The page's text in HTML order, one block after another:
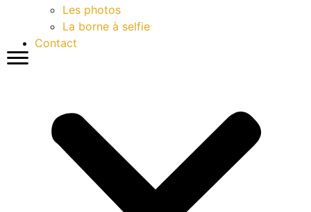
Les photos
La borne à selfie
Contact